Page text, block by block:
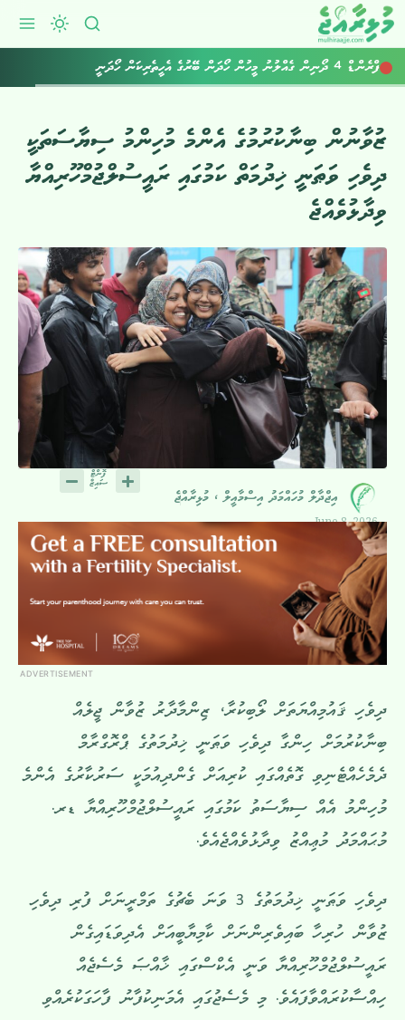
އެކިހިސާބަށް ވިއްސާރަ ކުރުމާއެކު ގުގުރާނެ: މެޓް
ފްރެންޑް 4 ދޯނިން ގެއްލުނު މީހުން ހޯދަން ބޭރުގެ އެހީތެރިކަން ހޯދަނީ
ޒުވާނުން ބިނާކުރުމުގެ އެންމެ މުހިންމު ސިޔާސަތަކީ
ދިވެހި ވަޠަނީ ޚިދުމަތް ކަމުގައި ރައީސުލްޖުމްހޫރިއްޔާ
ވިދާޅުވެއްޖެ
އިޖްދާލް މުހައްމަދު އިސްމާއީލް ، މުޅިރާއްޖެ
June 8, 2026
ADVERTISEMENT
ދިވެހި ޤައުމިއްޔަތަށް ލޯބިކުރާ، ޒިންމާދާރު ޒުވާން ޖީލެއް
ބިނާކުރުމަށް ހިންގާ ދިވެހި ވަޠަނީ ޚިދުމަތުގެ ޕްރޮގްރާމް
ދެމެހެއްޓެނިވި ގޮތެއްގައި ކުރިއަށް ގެންދިއުމަކީ ސަރުކާރުގެ އެންމެ
މުހިންމު އެއް ސިޔާސަތު ކަމުގައި ރައީސުލްޖުމްހޫރިއްޔާ ޑރ.
މުޙައްމަދު މުޢިއްޒު ވިދާޅުވެއްޖެއެވެ.
ދިވެހި ވަޠަނީ ޚިދުމަތުގެ 3 ވަނަ ބެޗުގެ ތަމްރީނަށް ފުރި ދިވެހި
ޒުވާން ހުރިހާ ބައިވެރިންނަށް ކާމިޔާބީއަށް އެދިވަޑައިގެން
ރައީސުލްޖުމްހޫރިއްޔާ ވަނީ އެކްސްގައި ޚާއްޞަ މެސެޖެއް
ހިއްސާކުރައްވާފައެވެ. މި މެސެޖުގައި އެމަނިކުފާނު ފާހަގަކުރެއްވި